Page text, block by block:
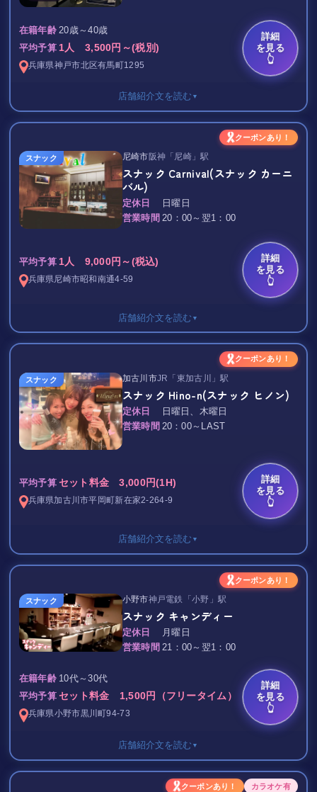
TAX 込み
高級カフェのような落ち着いた空間で、大人の時間をゆっくり楽
しめるスナック「此処」
2026年7月24日、東加古川駅から徒歩3分の場所にオープンした
きたくなる場所」でありたいという想いを込めて、一つひとつの
店内は高級カフェを思わせる洗練された空間。
落ち着いた照明と上品なインテリアに包まれながら、お酒や会話
をゆっくり楽しめる大人の隠れ家です。
「スナックは初めてだから少し入りづらい…」
そんな方でも気軽に立ち寄れる、温かく居心地の良い雰囲気を大
カウンター席ではスタッフとの会話をゆっくり楽しみ、ボックス
席ではご友人や会社の仲間とリラックスした時間をお過ごしいた
お一人様はもちろん、団体様まで幅広くご利用いただけますの
で、仕事帰りの一杯や二次会、接待など様々なシーンでぜひご利
在籍年齢 20歳～40歳
平均予算 1人 3,500円～(税別)
兵庫県神戸市北区有馬町1295
詳細
を見る
👆
店舗紹介文を読む ▼
（ミネ・アイス・チャーム付き）
飲み放題 3,500円/1H
（ビール、ウィスキー、麦、芋、ソフトドリンク）
STAFF DRINK 1,000円
有馬温泉駅から徒歩1分という抜群のアクセスを誇るLounge
Ace（ラウンジ エース）は、観光やお仕事帰りにも気軽に立ち寄
される方でも自然と会話が弾む居心地の良い空間が広がっていま
お一人様でゆっくりお酒を楽しみたい方はもちろん、ご友人やグ
ループで賑やかに過ごしたい方にもおすすめ♪
明るく親しみやすいスタッフが皆様をお迎えし、楽しいひととき
有馬温泉観光の締めくくりに立ち寄られるお客様も多く、地元の
方から観光客の方まで幅広くご利用いただいています。
カラオケはDAMを完備しており、お酒を飲みながら歌って盛り上
焼酎やウイスキー、シャンパンなど豊富なドリンクメニューをご
用意しておりますので、
お好みのお酒とともにゆったりとした時間をお楽しみください。
さらに初めてご来店のお客様は「ヨルナビを見た」とお伝えいた
だくと、
瓶ビール1本をサービス！
有馬温泉駅すぐの好立地で、気軽に立ち寄れて楽しい時間を過ご
せるLounge Aceへぜひお越しください。
スタッフ一同、皆様のご来店を心よりお待ちしております♪
クーポンあり！
スナック 尼崎市 阪神「尼崎」駅
スナック Carnival(スナック カーニ
バル)
定休日
日曜日
営業時間 20：00～翌1：00
平均予算 1人 9,000円～(税込)
兵庫県 尼崎市昭和南通4-59
詳細
を見る
👆
店舗紹介文を読む ▼
カウンター 2,500円
ボックス席 3,000円
ボトルキープ 6,000円～
TAX 15％
尼崎駅から徒歩3分のお店！
温かい雰囲気で落ち着くお店です♪
可愛い女の子たちとお酒を飲んで歌を歌ったり、
*-*-*-*-*-*-*-*-*-*-*-*-*-*-*-*-*-*-*
初回限定で、お得な割引もご用意しています！
【セット料金から500円引き☆】
是非この機会に スナック Carnival へ足を運んでみてくださ
い！！
*-*-*-*-*-*-*-*-*-*-*-*-*-*-*-*-*-*-*
クーポンあり！
スナック 加古川市JR「東加古川」駅
スナック Hino-n(スナック ヒノン)
定休日
日曜日、木曜日
営業時間 20：00～LAST
平均予算 セット料金 3,000円(1H)
兵庫県加古川市平岡町新在家2-264-9
詳細
を見る
👆
店舗紹介文を読む ▼
キレイでオシャレな女の子達がお出迎え
ぜひお越しください。
クーポンあり！
スナック 小野市神戸電鉄「小野」駅
スナック キャンディー
定休日
月曜日
営業時間 21：00～翌1：00
在籍年齢 10代～30代
平均予算 セット料金 1,500円（フリータイム）
兵庫県小野市黒川町94-73
詳細
を見る
👆
店舗紹介文を読む ▼
小野市のカウンター席だけのスナックです。
クーポンあり！ カラオケ有